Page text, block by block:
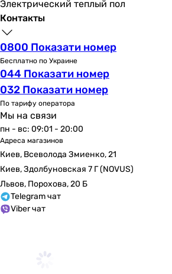
настенный
настенный
настенный
настенный
Управление
однорычажный
однорычажный
однорычажный
однорычажный
однорычажный
однорычажный
однорычажный
однорычажный
однорычажный
однорычажный
стационарный
Электрический теплый пол
Контакты
0800 Показати номер
Бесплатно по Украине
044 Показати номер
032 Показати номер
По тарифу оператора
Мы на связи
пн - вс: 09:01 - 20:00
Адреса магазинов
Киев, Всеволода Змиенко, 21
Киев, Здолбуновская 7 Г (NOVUS)
Львов, Порохова, 20 Б
Telegram чат
Viber чат